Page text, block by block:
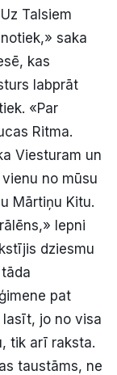
Talsiem
saka
kas
labprāt
«Par
Ritma.
Viesturam un
no mūsu
Mārtiņu Kitu.
lepni
dziesmu
pat
jo no visa
tik arī raksta.
taustāms, ne